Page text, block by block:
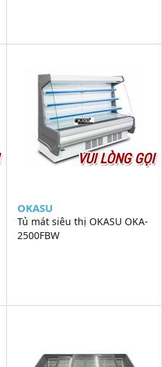
VUI LÒNG GỌI
OKASU
Tủ mát siêu thị OKASU OKA-
2500FBW